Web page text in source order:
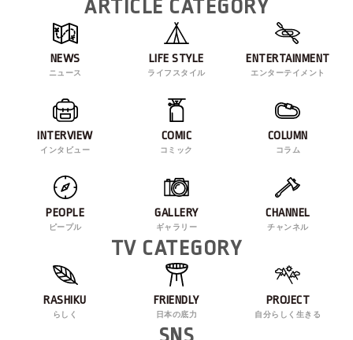
ARTICLE CATEGORY
NEWS
ニュース
LIFE STYLE
ライフスタイル
ENTERTAINMENT
エンターテイメント
INTERVIEW
インタビュー
COMIC
コミック
COLUMN
コラム
PEOPLE
ピープル
GALLERY
ギャラリー
CHANNEL
チャンネル
TV CATEGORY
RASHIKU
らしく
FRIENDLY
日本の底力
PROJECT
自分らしく生きる